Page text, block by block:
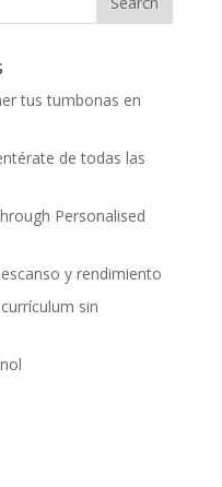
tus tumbonas en
de todas las
Personalised
y rendimiento
sin